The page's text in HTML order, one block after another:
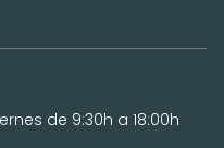
de 9:30h a 18:00h